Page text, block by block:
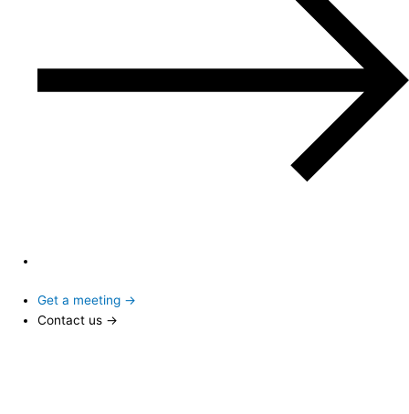
Get a meeting →
Contact us →